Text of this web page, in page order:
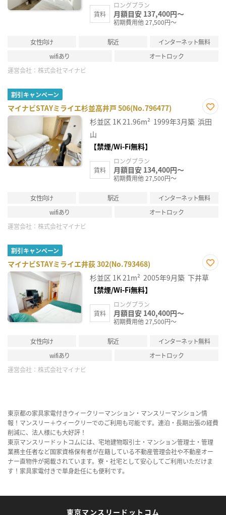
賃料
ロングプラン
月額目安 137,400円～
初期費用他 27,500円～
女性向け 駅近
インターネット無料
wifiあり
オートロック
運営会社： 株式会社マイナビ
割引キャンペーン
マイナビSTAYミライエ杉並高井戸 506(No.796477)
お気
に入
杉並区 1K21.96m² 1999年3月築 浜田
山
【禁煙/Wi-Fi無料】
賃料
ロングプラン
月額目安 134,400円～
初期費用他 27,500円～
女性向け 駅近
インターネット無料
wifiあり
オートロック
運営会社： 株式会社マイナビ
割引キャンペーン
マイナビSTAYミライエ井荻 302(No.793468)
お気
に入
杉並区 1K21m² 2005年9月築 下井草
【禁煙/Wi-Fi無料】
賃料
ロングプラン
月額目安 140,400円～
初期費用他 27,500円～
女性向け 駅近
インターネット無料
wifiあり
オートロック
運営会社： 株式会社マイナビ
東京都の家具家電付きウィークリーマンション・マンスリーマンション情
報！マンスリー＋ウィークリーでのご利用も可能です。連泊・長期出張の経費
削減に、法人様にも大好評！
東京マンスリードットコムには、宅地建物取引士・マンション管理士・管理
業務主任者など国家資格保有者が在籍している不動産管理会社や不動産オー
ナー直物件が掲載されています。寮・社宅として安心してご利用いただけま
す！家具家電付きで単身赴任にも便利です。
東京マンスリードットコム